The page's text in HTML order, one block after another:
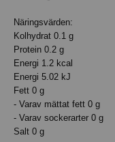
Näringsvärden:
Kolhydrat 0.1 g
Protein 0.2 g
Energi 1.2 kcal
Energi 5.02 kJ
Fett 0 g
- Varav mättat fett 0 g
- Varav sockerarter 0 g
Salt 0 g